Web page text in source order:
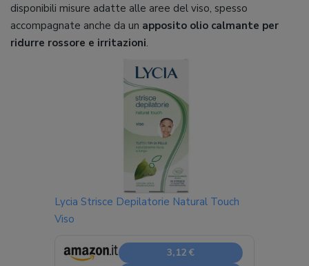
disponibili misure adatte alle aree del viso, spesso
accompagnate anche da un apposito olio calmante per
ridurre rossore e irritazioni.
Lycia Strisce Depilatorie Natural Touch
Viso
3,12 €